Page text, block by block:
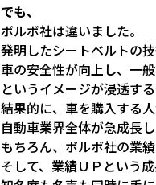
でも、
ボルボ社は違いました。
発明したシートベルトの
車の安全性が向上し、一
というイメージが浸透す
結果的に、車を購入する
自動車業界全体が急成長し
もちろん、ボルボ社の業
そして、業績ＵＰという成